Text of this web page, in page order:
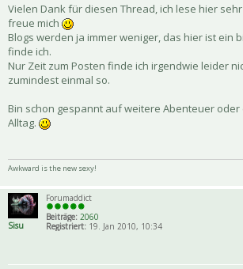
Vielen Dank für diesen Thread, ich lese hier
freue mich
Blogs werden ja immer weniger, das hier ist ein
finde ich.
Nur Zeit zum Posten finde ich irgendwie leider
zumindest einmal so.
Bin schon gespannt auf weitere Abenteuer
Alltag.
Awkward is the new sexy!
Sisu
Forumaddict
Beiträge: 2060
Registriert:19. Jan 2010, 10:34